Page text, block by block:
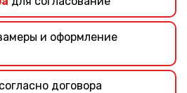
и оформление
согласно договора